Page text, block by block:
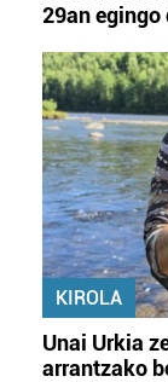
29an egingo
KIROLA
Unai Urkia
arrantzako